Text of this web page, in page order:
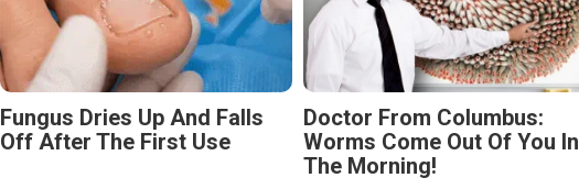
Fungus Dries Up And Falls
Off After The First Use
Doctor From Columbus:
Worms Come Out Of You In
The Morning!